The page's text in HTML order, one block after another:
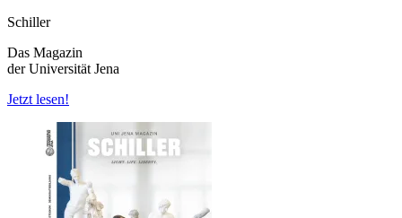
Schiller
Das Magazin
der Universität Jena
Jetzt lesen!